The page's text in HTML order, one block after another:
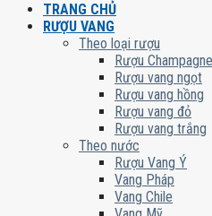
TRANG CHỦ
RƯỢU VANG
Theo loại rượu
Rượu
Rượu vang ngọt
Rượu vang hồng
Rượu vang đỏ
Rượu vang trắng
Theo nước
Rượu Vang Ý
Vang Pháp
Vang Chile